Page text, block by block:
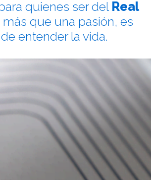
quienes ser del Real
más que una pasión, es
entender la vida.